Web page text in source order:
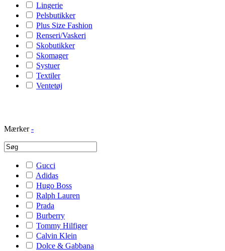
Lingerie
Pelsbutikker
Plus Size Fashion
Renseri/Vaskeri
Skobutikker
Skomager
Systuer
Textiler
Ventetøj
Mærker -
Gucci
Adidas
Hugo Boss
Ralph Lauren
Prada
Burberry
Tommy Hilfiger
Calvin Klein
Dolce & Gabbana